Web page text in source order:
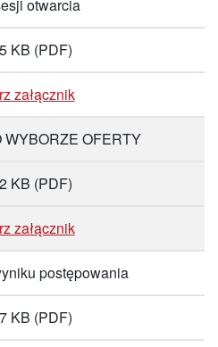
otwarcia
KB (PDF)
załącznik
WYBORZE OFERTY
KB (PDF)
załącznik
postępowania
KB (PDF)